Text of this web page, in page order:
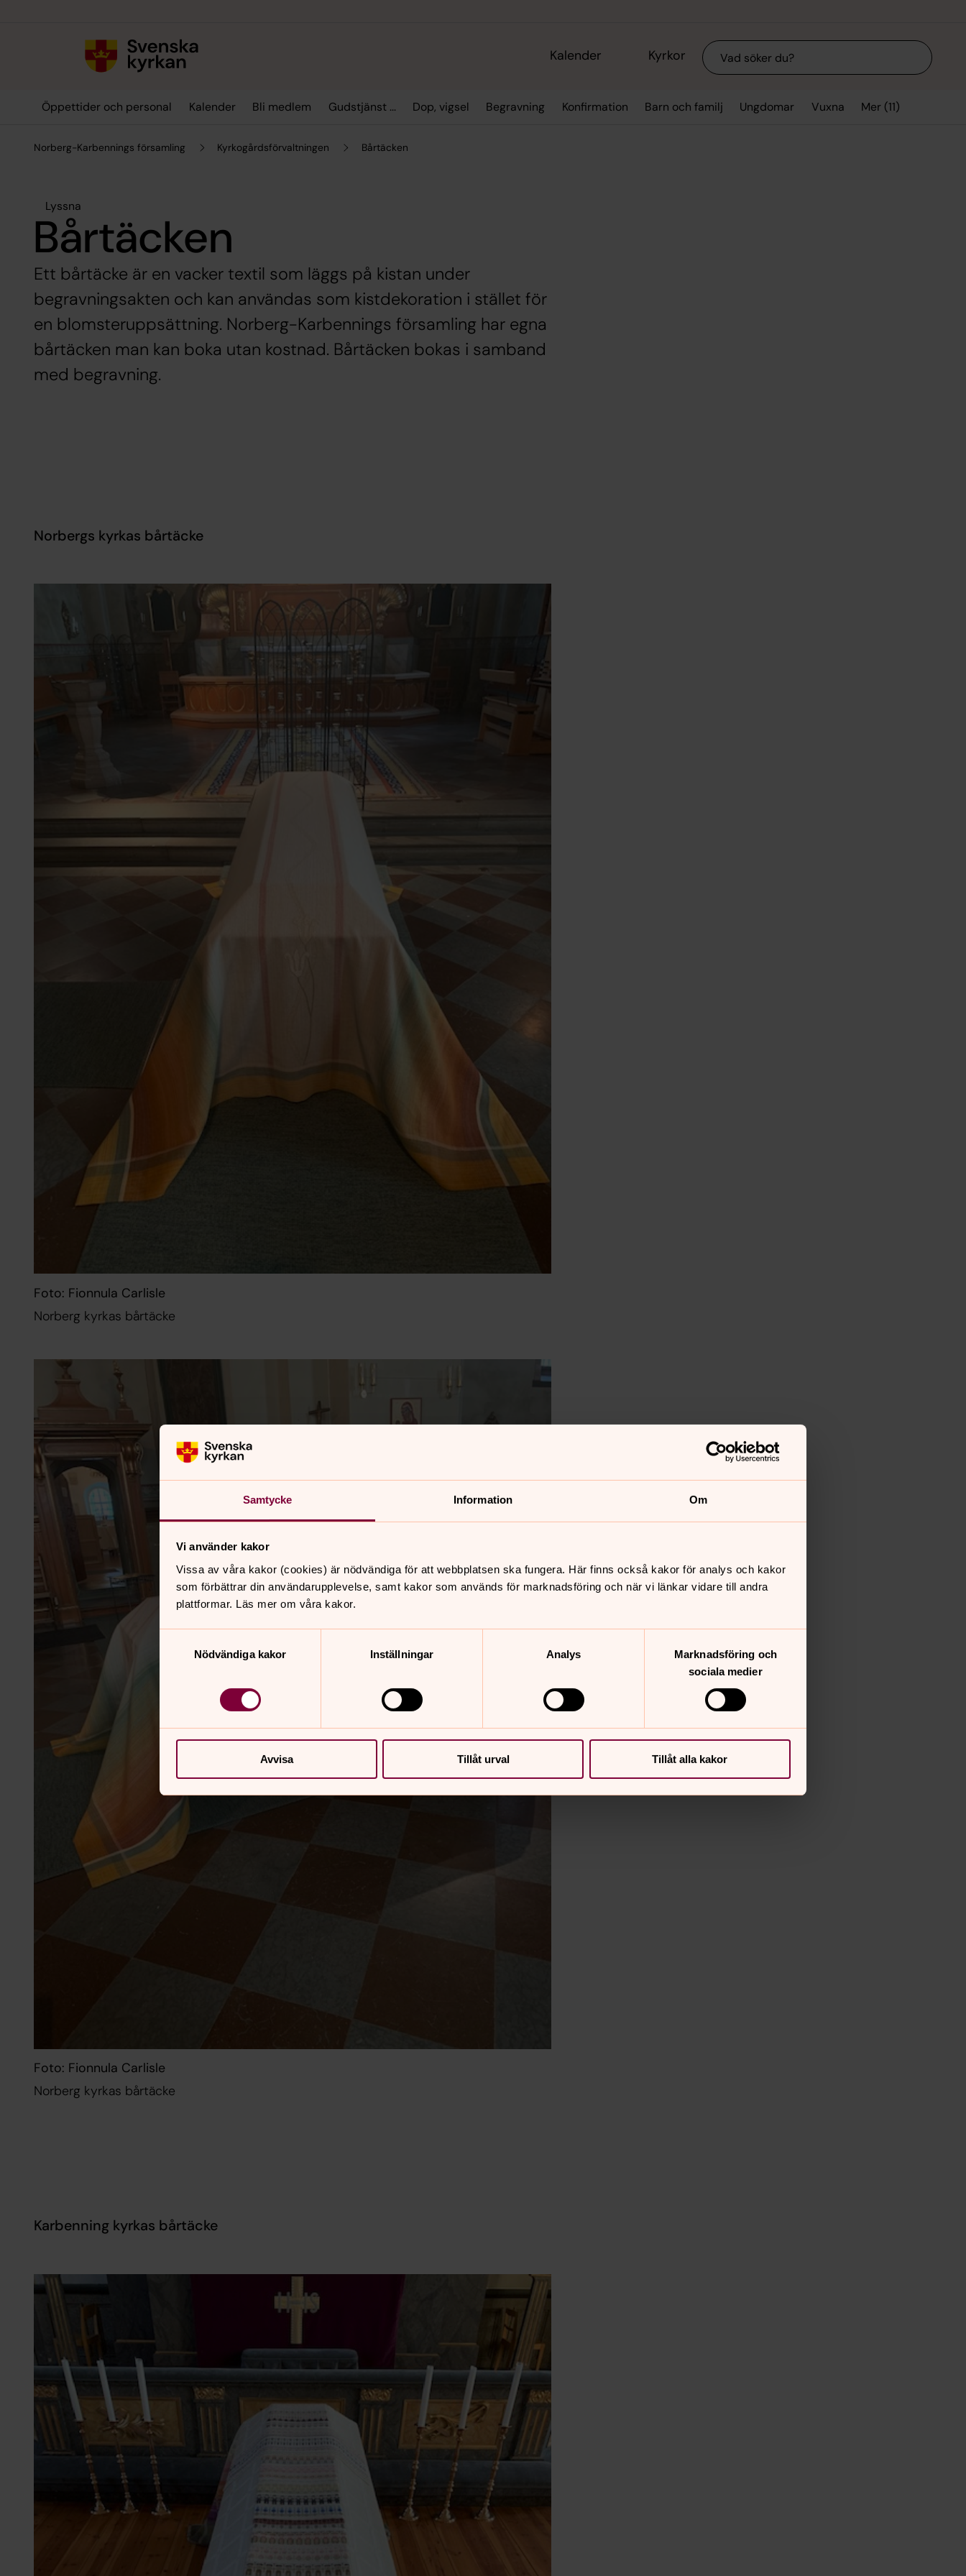
Samtycke Information Om
Vi använder kakor
Vissa av våra kakor (cookies) är nödvändiga för att webbplatsen ska fungera. Här finns också kakor för analys och kakor
som förbättrar din användarupplevelse, samt kakor som används för marknadsföring och när vi länkar vidare till andra
plattformar. Läs mer om våra kakor.
Nödvändiga kakor
Inställningar Analys
Marknadsföring och
sociala medier
Avvisa Tillåt urval Tillåt alla kakor
Kalender Kyrkor Sök
Öppettider och personal Kalender Bli medlem Gudstjänst ... Dop, vigsel Begravning Konfirmation Barn och familj Ungdomar Vuxna Mer (11)
Norberg-Karbennings församling Kyrkogårdsförvaltningen Bårtäcken
Lyssna
Bårtäcken
Ett bårtäcke är en vacker textil som läggs på kistan under
begravningsakten och kan användas som kistdekoration i stället för
en blomsteruppsättning. Norberg-Karbennings församling har egna
bårtäcken man kan boka utan kostnad. Bårtäcken bokas i samband
med begravning.
Norbergs kyrkas bårtäcke
Foto: Fionnula Carlisle
Norberg kyrkas bårtäcke
Foto: Fionnula Carlisle
Norberg kyrkas bårtäcke
Karbenning kyrkas bårtäcke